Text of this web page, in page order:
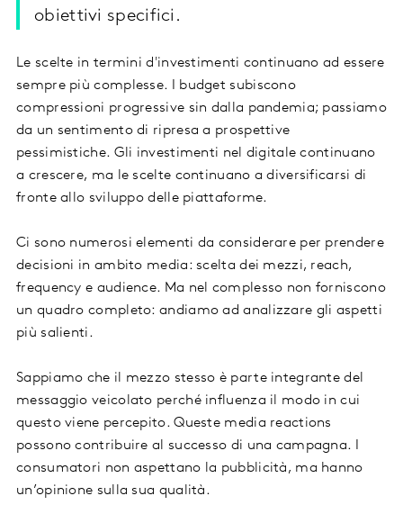
obiettivi specifici.
Le scelte in termini d'investimenti continuano ad essere
sempre più complesse. I budget subiscono
compressioni progressive sin dalla pandemia; passiamo
da un sentimento di ripresa a prospettive
pessimistiche. Gli investimenti nel digitale continuano
a crescere, ma le scelte continuano a diversificarsi di
fronte allo sviluppo delle piattaforme.
Ci sono numerosi elementi da considerare per prendere
decisioni in ambito media: scelta dei mezzi, reach,
frequency e audience. Ma nel complesso non forniscono
un quadro completo: andiamo ad analizzare gli aspetti
più salienti.
Sappiamo che il mezzo stesso è parte integrante del
messaggio veicolato perché influenza il modo in cui
questo viene percepito. Queste media reactions
possono contribuire al successo di una campagna. I
consumatori non aspettano la pubblicità, ma hanno
un’opinione sulla sua qualità.